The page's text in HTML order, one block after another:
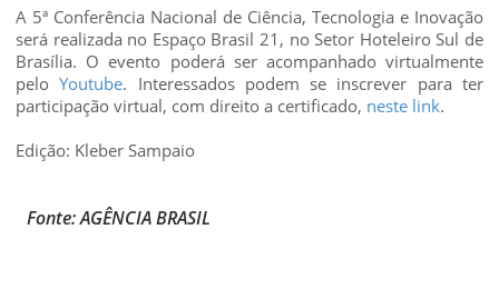
A 5ª Conferência Nacional de Ciência, Tecnologia e Inovação
será realizada no Espaço Brasil 21, no Setor Hoteleiro Sul de
Brasília. O evento poderá ser acompanhado virtualmente
pelo Youtube. Interessados podem se inscrever para ter
participação virtual, com direito a certificado, neste link.
Edição: Kleber Sampaio
Fonte: AGÊNCIA BRASIL